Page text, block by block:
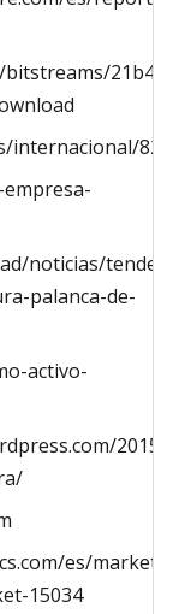
noticias/
palanca-de-
activo-
es/market-
15034